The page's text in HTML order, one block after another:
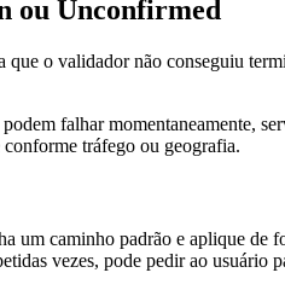
ou Unconfirmed
o validador não conseguiu
falhar momentaneamente,
tráfego ou geografia.
um caminho padrão e aplique de
vezes, pode pedir ao usuário